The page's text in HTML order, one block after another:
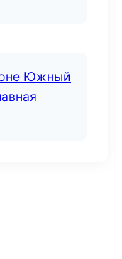
Южный